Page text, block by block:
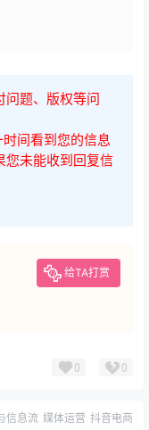
问题、版权等问
间看到您的信息
您未能收到回复信
给TA打赏
0 0
信息流 媒体运营 抖音电商